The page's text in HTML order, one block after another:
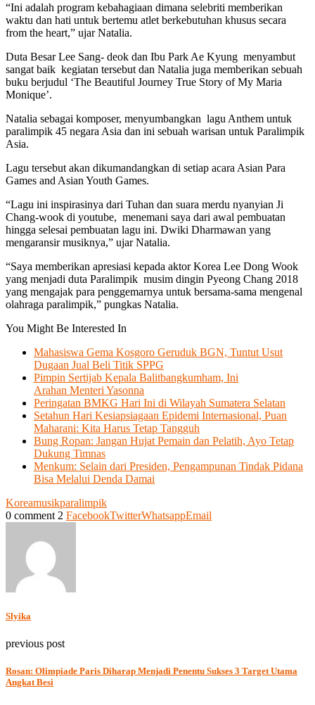
“Ini adalah program kebahagiaan dimana selebriti memberikan
waktu dan hati untuk bertemu atlet berkebutuhan khusus secara
from the heart,” ujar Natalia.
Duta Besar Lee Sang- deok dan Ibu Park Ae Kyung menyambut
sangat baik kegiatan tersebut dan Natalia juga memberikan sebuah
buku berjudul ‘The Beautiful Journey True Story of My Maria
Monique’.
Natalia sebagai komposer, menyumbangkan lagu Anthem untuk
paralimpik 45 negara Asia dan ini sebuah warisan untuk Paralimpik
Asia.
Lagu tersebut akan dikumandangkan di setiap acara Asian Para
Games and Asian Youth Games.
“Lagu ini inspirasinya dari Tuhan dan suara merdu nyanyian Ji
Chang-wook di youtube, menemani saya dari awal pembuatan
hingga selesai pembuatan lagu ini. Dwiki Dharmawan yang
mengaransir musiknya,” ujar Natalia.
“Saya memberikan apresiasi kepada aktor Korea Lee Dong Wook
yang menjadi duta Paralimpik musim dingin Pyeong Chang 2018
yang mengajak para penggemarnya untuk bersama-sama mengenal
olahraga paralimpik,” pungkas Natalia.
You Might Be Interested In
Mahasiswa Gema Kosgoro Geruduk BGN, Tuntut Usut
Dugaan Jual Beli Titik SPPG
Pimpin Sertijab Kepala Balitbangkumham, Ini
Arahan Menteri Yasonna
Peringatan BMKG Hari Ini di Wilayah Sumatera Selatan
Setahun Hari Kesiapsiagaan Epidemi Internasional, Puan
Maharani: Kita Harus Tetap Tangguh
Bung Ropan: Jangan Hujat Pemain dan Pelatih, Ayo Tetap
Dukung Timnas
Menkum: Selain dari Presiden, Pengampunan Tindak Pidana
Bisa Melalui Denda Damai
Koreamusikparalimpik
0 comment 2 FacebookTwitterWhatsappEmail
Slyika
previous post
Rosan: Olimpiade Paris Diharap Menjadi Penentu Sukses 3 Target Utama
Angkat Besi